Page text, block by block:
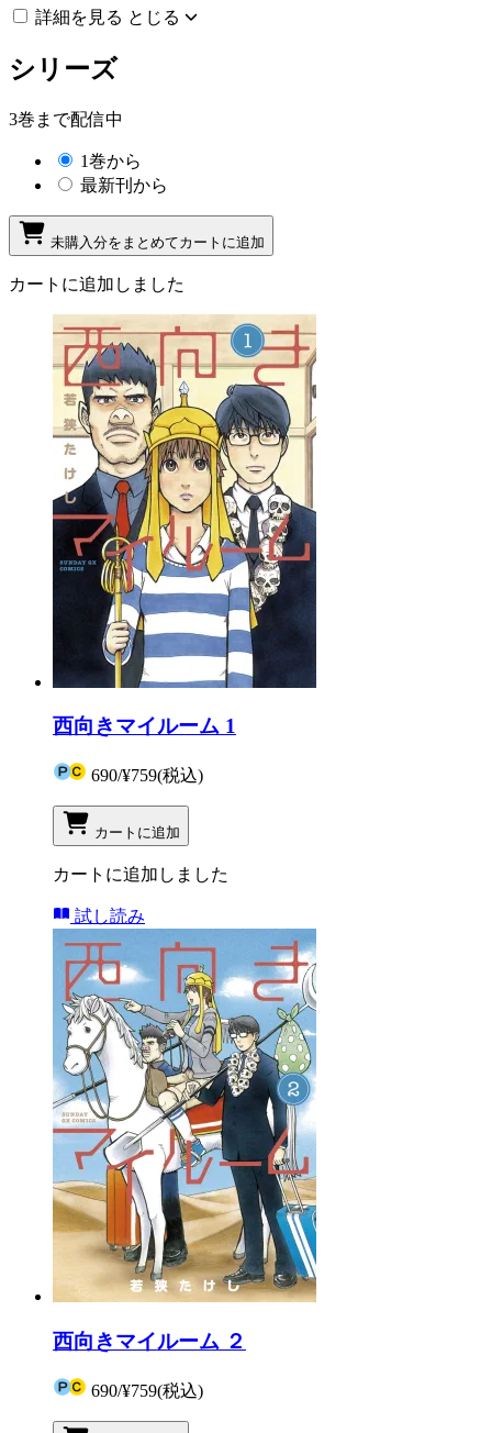
詳細を見る とじる
シリーズ
3巻まで配信中
1巻から
最新刊から
未購入分をまとめてカートに追加
カートに追加しました
西向きマイルーム 1
690/¥759(税込)
カートに追加
カートに追加しました
試し読み
西向きマイルーム ２
690/¥759(税込)